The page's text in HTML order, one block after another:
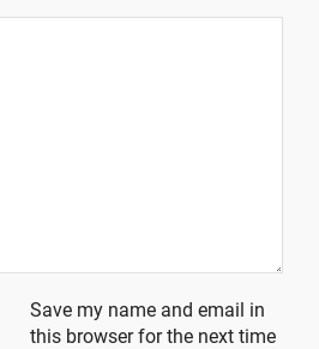
Save my name and email in
this browser for the next time